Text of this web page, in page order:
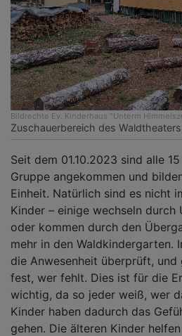
Bildrechte Ev. Kinderhaus "Unterm
Zuschauerbereich des
Seit dem 01.10.2023 sind alle
Gruppe angekommen und
Einheit. Natürlich sind es nicht
Kinder – einige wechseln durch
oder kommen durch den
mehr in den Waldkindergarten.
die Anwesenheit überprüft,
fest, wer fehlt. Dies ist für die
wichtig, da so jeder weiß, wer
Kinder haben dadurch das
gehen. Die älteren Kinder